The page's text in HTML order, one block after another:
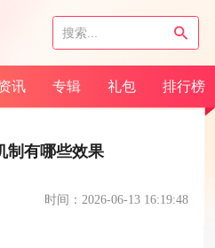
讯 专辑 礼包 排行榜
制有哪些效果
时间：2026-06-13 16:19:48